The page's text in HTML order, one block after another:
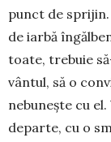
punct de
de iarbă
toate, trebuie
vântul, să o
nebunește cu
departe, cu o